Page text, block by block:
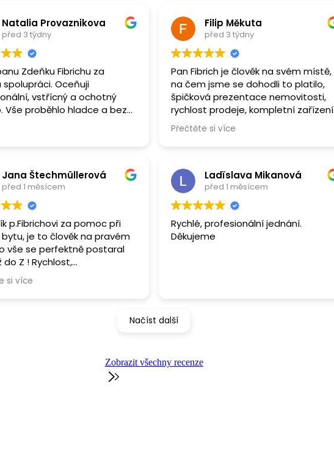
dopadl na jedničku. Velké díky i za
lidský přístup a skvěle odvedenou
práci.
Natalia Provaznikova
před 3 týdny
Zdeňku Fibrichu za
spolupráci. Oceňuji
vstřícný a ochotný
Vše proběhlo hladce a bez
Filip Měkuta
před 3 týdny
Pan Fibrich je člověk na svém místě,
na čem jsme se dohodli to platilo,
špičková prezentace nemovitosti,
rychlost prodeje, kompletní zařízení
všeho potřebného, zkrátka všechno
super, pokud bych potřeboval znovu
Přečtěte si více
Jana Štechmüllerová
před 1 měsícem
p.Fibrichovi za pomoc při
je to člověk na pravém
vše se perfektně postaral
Rychlost,
vstřícnost,
pochopení, humor...to
si více
Ladïslava Mikanová
před 1 měsícem
Rychlé, profesionální jednání.
Děkujeme
Načíst další
Zobrazit všechny recenze